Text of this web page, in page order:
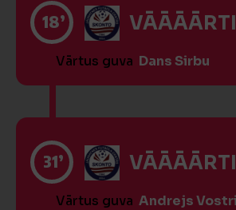
18’
Vārtus guva Dans Sirbu
31’
Vārtus guva Andrejs